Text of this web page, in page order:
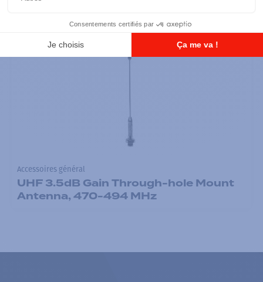
Accessoires général
UHF 3.5dB Gain Through-hole Mount
Antenna, 470-494 MHz